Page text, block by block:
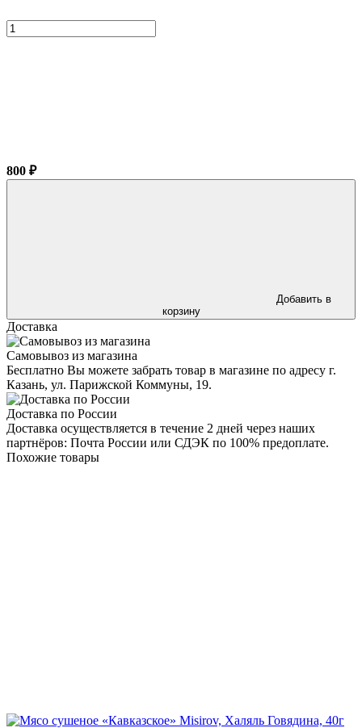
800 ₽
Добавить в
корзину
Доставка
Самовывоз из магазина
Бесплатно Вы можете забрать товар в магазине по адресу г.
Казань, ул. Парижской Коммуны, 19.
Доставка по России
Доставка осуществляется в течение 2 дней через наших
партнёров: Почта России или СДЭК по 100% предоплате.
Похожие товары